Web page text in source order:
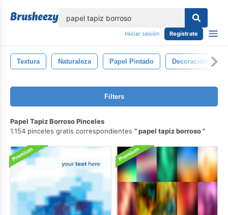
Iniciar sesión Regístrate
Textura Naturaleza Papel Pintado Decoración
Filters
Papel Tapiz Borroso Pinceles
1.154 pinceles gratis correspondientes
papel tapiz borroso